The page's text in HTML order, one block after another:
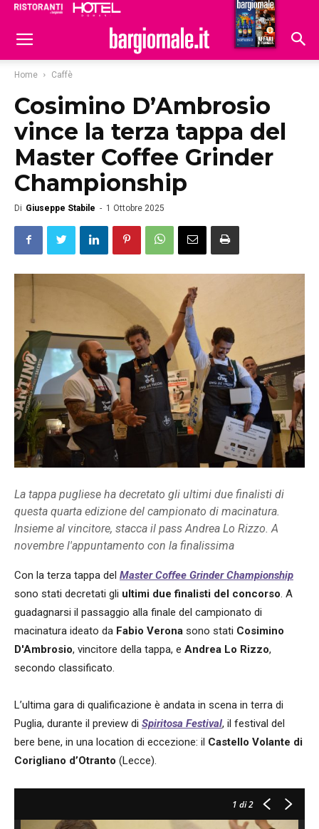
Hoteldomani
Home Caffè
Cosimino D’Ambrosio
vince la terza tappa del
Master Coffee Grinder
Championship
Di Giuseppe Stabile - 1 Ottobre 2025
La tappa pugliese ha decretato gli ultimi due finalisti di
questa quarta edizione del campionato di macinatura.
Insieme al vincitore, stacca il pass Andrea Lo Rizzo. A
novembre l'appuntamento con la finalissima
Con la terza tappa del Master Coffee Grinder Championship
sono stati decretati gli ultimi due finalisti del concorso. A
guadagnarsi il passaggio alla finale del campionato di
macinatura ideato da Fabio Verona sono stati Cosimino
D'Ambrosio, vincitore della tappa, e Andrea Lo Rizzo,
secondo classificato.
L’ultima gara di qualificazione è andata in scena in terra di
Puglia, durante il preview di Spiritosa Festival, il festival del
bere bene, in una location di eccezione: il Castello Volante di
Corigliano d’Otranto (Lecce).
1 di 2